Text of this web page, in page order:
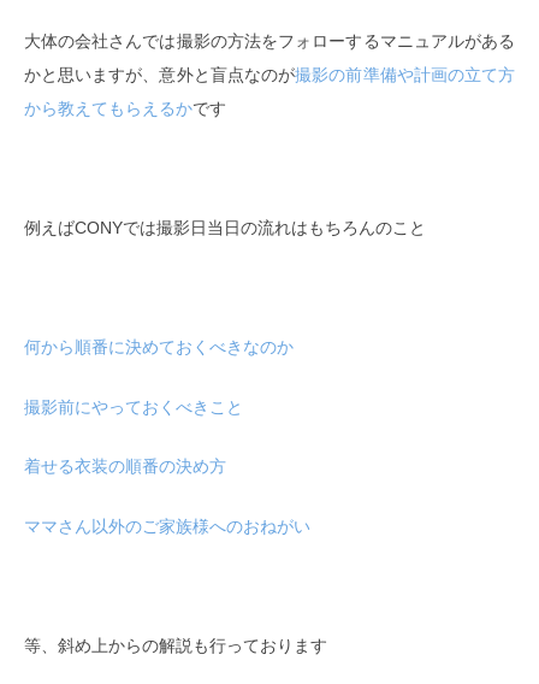
大体の会社さんでは撮影の方法をフォローするマニュアルがある
かと思いますが、意外と盲点なのが撮影の前準備や計画の立て方
から教えてもらえるかです
例えばCONYでは撮影日当日の流れはもちろんのこと
何から順番に決めておくべきなのか
撮影前にやっておくべきこと
着せる衣装の順番の決め方
ママさん以外のご家族様へのおねがい
等、斜め上からの解説も行っております